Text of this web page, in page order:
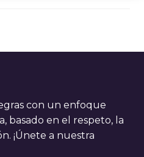
con un enfoque
basado en el respeto, la
¡Únete a nuestra